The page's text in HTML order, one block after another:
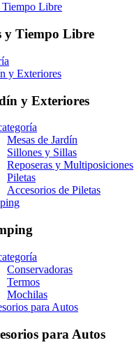
Tiempo Libre
y Tiempo Libre
y Exteriores
y Exteriores
Mesas de Jardín
Sillones y Sillas
Reposeras y Multiposiciones
Piletas
Accesorios de Piletas
Conservadoras
Termos
Mochilas
para Autos
para Autos